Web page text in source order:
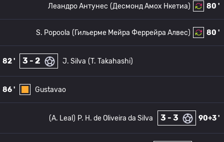
80 '
(Десмонд Амох Нкетиа)
Леандро Антунес
80 '
(Гильерме Мейра Феррейра Алвес)
S. Popoola
82 ' 3 - 2 J. Silva (T. Takahashi)
86 ' Gustavao
90+3 '
3 - 3
P. H. de Oliveira da Silva
(A. Leal)